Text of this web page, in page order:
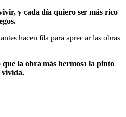
y cada día quiero ser más rico
hacen fila para apreciar las obras
que la obra más hermosa la pinto
vivida.